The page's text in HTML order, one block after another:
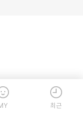
최근